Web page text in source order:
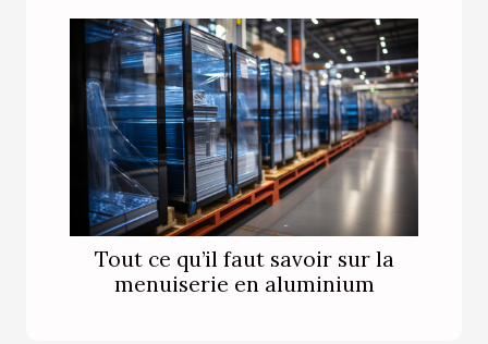
Tout ce qu’il faut savoir sur la
menuiserie en aluminium